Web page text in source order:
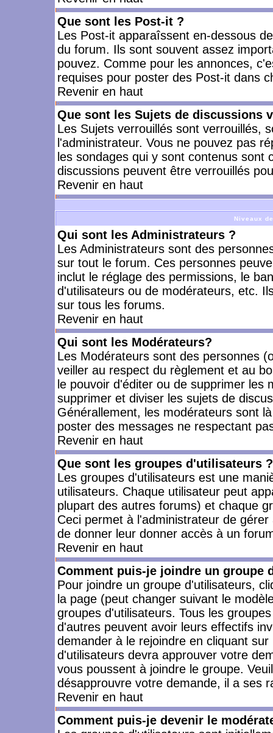
Que sont les Post-it ?
Les Post-it apparaîssent en-dessous
du forum. Ils sont souvent assez
pouvez. Comme pour les annonces,
requises pour poster des Post-it dans
Revenir en haut
Que sont les Sujets de discussions
Les Sujets verrouillés sont verrouillés,
l'administrateur. Vous ne pouvez pas
les sondages qui y sont contenus
discussions peuvent être verrouillés
Revenir en haut
Niveaux
Qui sont les Administrateurs ?
Les Administrateurs sont des
sur tout le forum. Ces personnes
inclut le réglage des permissions, le
d'utilisateurs ou de modérateurs, etc.
sur tous les forums.
Revenir en haut
Qui sont les Modérateurs?
Les Modérateurs sont des personnes
veiller au respect du règlement et au
le pouvoir d'éditer ou de supprimer les
supprimer et diviser les sujets de
Générallement, les modérateurs sont
poster des messages ne respectant
Revenir en haut
Que sont les groupes d'utilisateurs ?
Les groupes d'utilisateurs est une
utilisateurs. Chaque utilisateur peut
plupart des autres forums) et chaque
Ceci permet à l'administrateur de
de donner leur donner accès à un
Revenir en haut
Comment puis-je joindre un groupe
Pour joindre un groupe d'utilisateurs,
la page (peut changer suivant le
groupes d'utilisateurs. Tous les
d'autres peuvent avoir leurs effectifs
demander à le rejoindre en cliquant
d'utilisateurs devra approuver votre
vous poussent à joindre le groupe.
désapprouvre votre demande, il a ses
Revenir en haut
Comment puis-je devenir le